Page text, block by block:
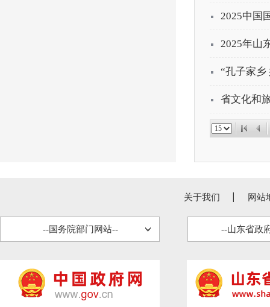
2025中国
2025年山
“孔子家乡
省文化和
关于我们 网站
--国务院部门网站-- --山东省政